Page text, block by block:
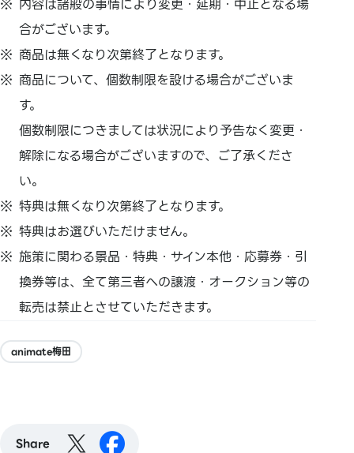
内容は諸般の事情により変更・延期・ 中止となる場
合がございます。
商品は無くなり次第終了となります。
商品について、個数制限を設ける場合がございま
す。
個数制限につきましては状況により予告なく変更・
解除になる場合がございますので、ご了承くださ
い。
特典は無くなり次第終了となります。
特典はお選びいただけません。
施策に関わる景品・特典・サイン本他・応募券・引
換券等は、全て第三者への譲渡・ オークション等の
転売は禁止とさせていただきます。
animate梅田
Share